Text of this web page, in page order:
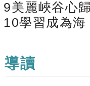
9美麗峽谷心
10學習成為海
導讀